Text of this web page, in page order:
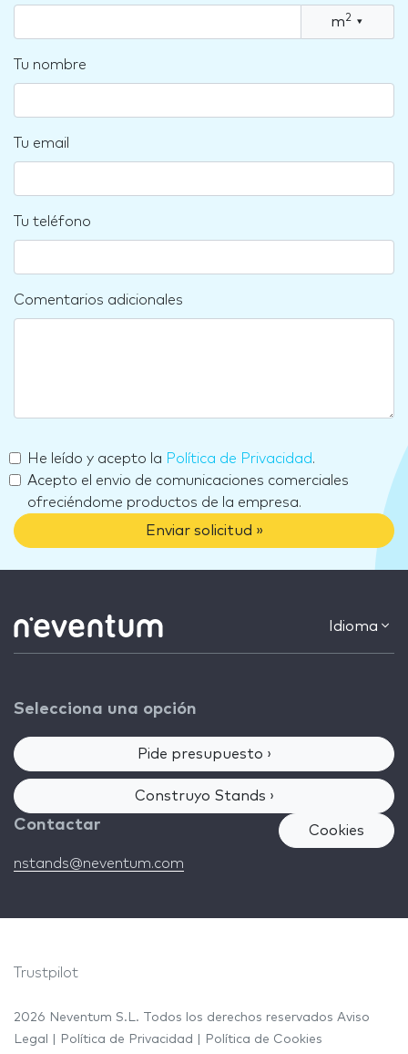
m2 ▾
Tu nombre
Tu email
Tu teléfono
Comentarios adicionales
He leído y acepto la Política de Privacidad.
Acepto el envio de comunicaciones comerciales
ofreciéndome productos de la empresa.
Enviar solicitud »
Idioma
Selecciona una opción
Pide presupuesto ›
Construyo Stands ›
Contactar
nstands@neventum.com
Cookies
Trustpilot
2026 Neventum S.L. Todos los derechos reservados Aviso
Legal
Política de Privacidad Política de Cookies